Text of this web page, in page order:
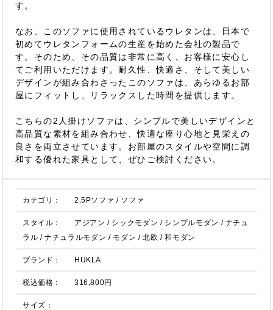
す。
なお、このソファに使用されているウレタンは、日本で
初めてウレタンフォームの生産を始めた会社の製品で
す。そのため、その品質は非常に高く、お客様に安心し
てご利用いただけます。耐久性、快適さ、そして美しい
デザインが組み合わさったこのソファは、あらゆるお部
屋にフィットし、リラックスした時間を提供します。
こちらの2人掛けソファは、シンプルで美しいデザインと
高品質な素材を組み合わせ、快適な座り心地と見栄えの
良さを両立させています。お部屋のスタイルや空間に調
和する優れた家具として、ぜひご検討ください。
カテゴリ： 2.5Pソファ / ソファ
スタイル： アジアン / シックモダン / シンプルモダン / ナチュ
ラル /ナチュラルモダン / モダン /北欧 /和モダン
ブランド： HUKLA
税込価格： 316,800円
サイズ：